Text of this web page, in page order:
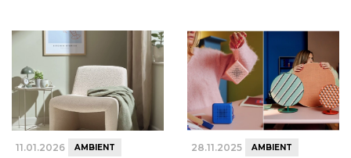
11.01.2026 AMBIENT 28.11.2025 AMBIENT